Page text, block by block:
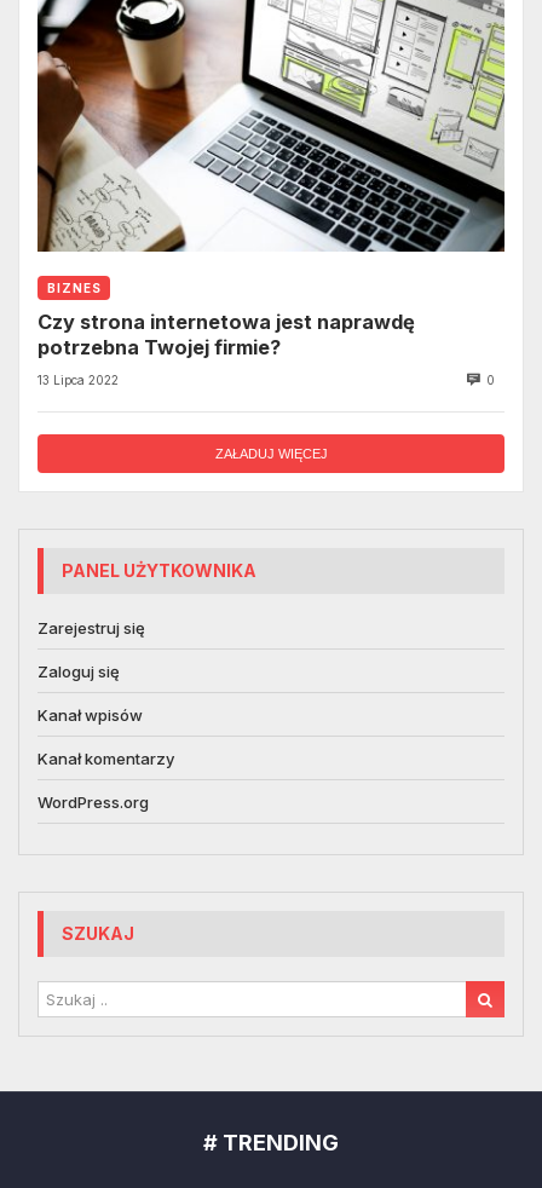
BIZNES
Czy strona internetowa jest naprawdę
potrzebna Twojej firmie?
13 Lipca 2022 0
ZAŁADUJ WIĘCEJ
PANEL UŻYTKOWNIKA
Zarejestruj się
Zaloguj się
Kanał wpisów
Kanał komentarzy
WordPress.org
SZUKAJ
# TRENDING